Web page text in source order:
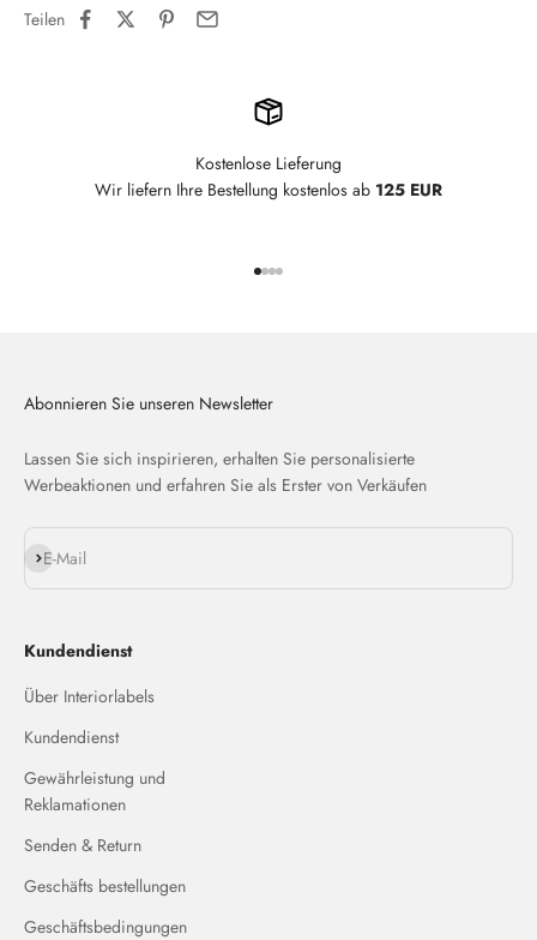
Teilen
Kostenlose Lieferung
Wir liefern Ihre Bestellung kostenlos ab 125 EUR
Abonnieren Sie unseren Newsletter
Lassen Sie sich inspirieren, erhalten Sie personalisierte
Werbeaktionen und erfahren Sie als Erster von Verkäufen
E-Mail
Abonnieren
Kundendienst
Über Interiorlabels
Kundendienst
Gewährleistung und
Reklamationen
Senden & Return
Geschäfts bestellungen
Geschäftsbedingungen